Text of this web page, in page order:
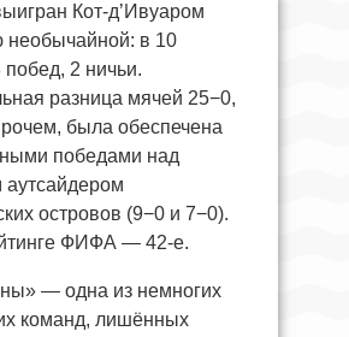
Кот-д’Ивуаром
необычайной: в 10
2 ничьи.
разница мячей 25−0,
была обеспечена
победами над
островов (9−0 и 7−0).
ФИФА — 42-е.
— одна из немногих
команд, лишённых